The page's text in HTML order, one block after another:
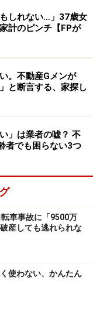
、自然死なら、高
ます。
遅れれば特殊清
るでしょう。ま
っても補修費を払
に、高齢者の入
市部ではワンルー
いるのが現状で
賃貸市場の主軸
れば高齢者を敬
りにくい状況も変
にお部屋のご案内
でも家に困らな
しれない…」37歳女
計のピンチ【FPが
。不動産Gメンが
と断言する、家探し
」は業者の嘘？ 不
者でも困らない3つ
転車事故に「9500万
産しても逃れられな
使わない、かんたん